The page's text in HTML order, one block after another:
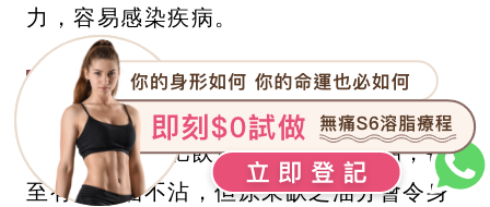
力，容易感染疾病。
快速減肥副作用3：脫髮或斷甲
很多人為了減肥飲食上都會盡量少油，甚
至有人滴油不沾，但原來缺乏油分會令身